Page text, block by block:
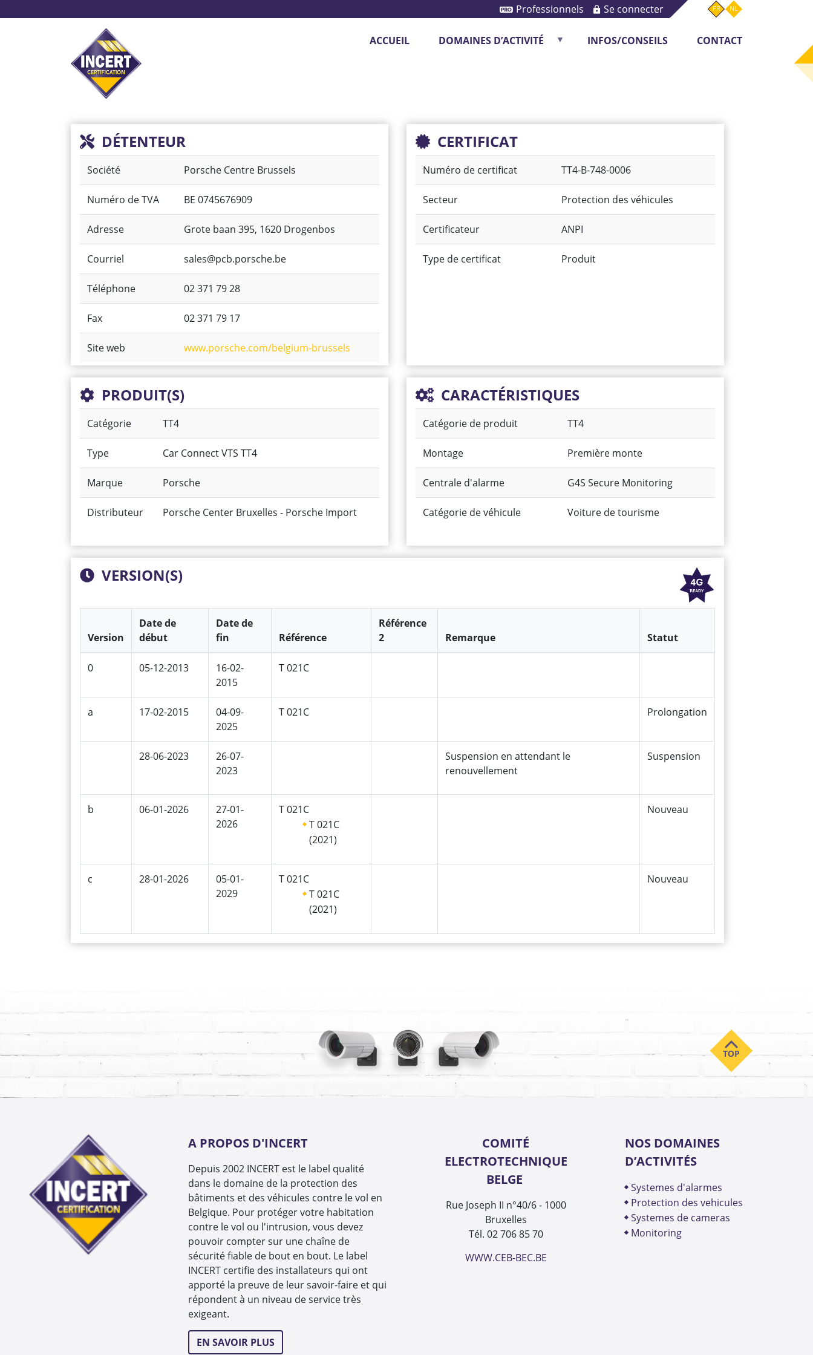
au
Professionnels Se connecter FR NL
ACCUEIL DOMAINES D’ACTIVITÉ INFOS/CONSEILS CONTACT
DÉTENTEUR
Société Porsche Centre Brussels
Numéro de TVA BE 0745676909
Adresse Grote baan 395, 1620 Drogenbos
Courriel sales@pcb.porsche.be
Téléphone 02 371 79 28
Fax 02 371 79 17
Site web www.porsche.com/belgium-brussels
CERTIFICAT
Numéro de certificat TT4-B-748-0006
Secteur Protection des véhicules
Certificateur ANPI
Type de certificat Produit
PRODUIT(S)
Catégorie TT4
Type Car Connect VTS TT4
Marque Porsche
Distributeur Porsche Center Bruxelles - Porsche Import
CARACTÉRISTIQUES
Catégorie de produit TT4
Montage Première monte
Centrale d'alarme G4S Secure Monitoring
Catégorie de véhicule Voiture de tourisme
VERSION(S)
Version
Date de
début
Date de
fin
Référence
Référence
2
Remarque Statut
0 05-12-2013
16-02-
2015
T 021C
a 17-02-2015
04-09-
2025
T 021C Prolongation
28-06-2023
26-07-
2023
Suspension en attendant le
renouvellement
Suspension
b 06-01-2026
27-01-
2026
T 021C
T 021C
(2021)
Nouveau
c 28-01-2026
05-01-
2029
T 021C
T 021C
(2021)
Nouveau
A PROPOS D'INCERT
Depuis 2002 INCERT est le label qualité
dans le domaine de la protection des
bâtiments et des véhicules contre le vol en
Belgique. Pour protéger votre habitation
contre le vol ou l'intrusion, vous devez
pouvoir compter sur une chaîne de
sécurité fiable de bout en bout. Le label
INCERT certifie des installateurs qui ont
apporté la preuve de leur savoir-faire et qui
répondent à un niveau de service très
exigeant.
EN SAVOIR PLUS
COMITÉ
ELECTROTECHNIQUE
BELGE
Rue Joseph II n°40/6 - 1000
Bruxelles
Tél. 02 706 85 70
WWW.CEB-BEC.BE
NOS DOMAINES
D’ACTIVITÉS
systemes d'alarmes
protection des vehicules
systemes de cameras
monitoring